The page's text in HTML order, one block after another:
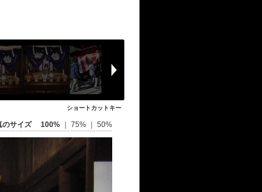
ショートカットキー
のサイズ 100% 75% 50%